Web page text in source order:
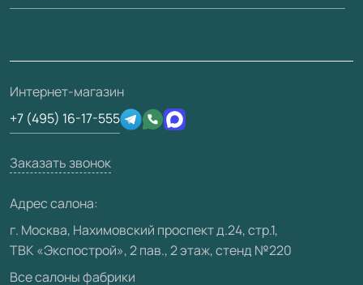
Вопрос-ответ
Отзывы клиентов
Техническая информация
Юридическая информация
3D-модели
О фабрике
Сертификаты
Производство
Вакансии
Карта сайта
Интернет-магазин
+7 (495) 16-17-555
Заказать звонок
Адрес салона:
г. Москва, Нахимовский проспект д.24, стр.1,
ТВК «Экспострой», 2 пав., 2 этаж, стенд №220
Все салоны фабрики